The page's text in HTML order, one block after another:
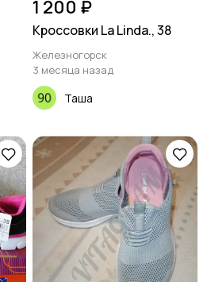
1 200 ₽
Кроссовки La Linda., 38
Железногорск
3 месяца назад
Таша